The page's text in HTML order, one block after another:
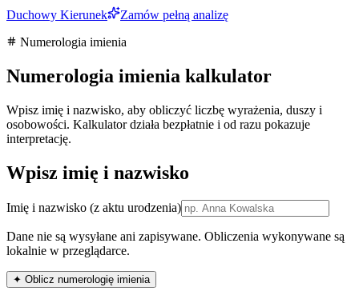
Duchowy Kierunek
Zamów pełną analizę
Numerologia imienia
Numerologia imienia kalkulator
Wpisz imię i nazwisko, aby obliczyć liczbę wyrażenia, duszy i
osobowości. Kalkulator działa bezpłatnie i od razu pokazuje
interpretację.
Wpisz imię i nazwisko
Imię i nazwisko (z aktu urodzenia)
Dane nie są wysyłane ani zapisywane. Obliczenia wykonywane są
lokalnie w przeglądarce.
✦ Oblicz numerologię imienia